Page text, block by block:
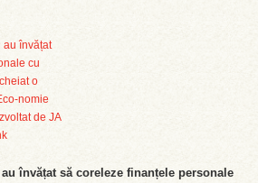
învățat să coreleze finanțele personale